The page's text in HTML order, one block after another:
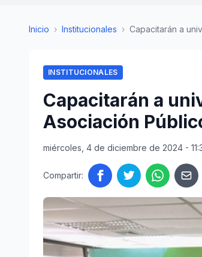
Inicio › Institucionales › Capacitarán a
INSTITUCIONALES
Capacitarán a
Asociación
miércoles, 4 de diciembre de 2024 -
Compartir: